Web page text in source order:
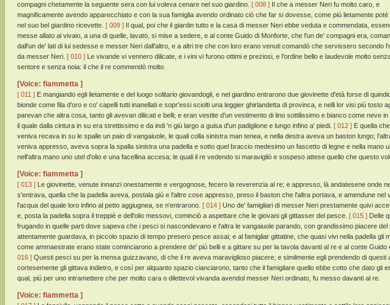
compagni chetamente la seguente sera con lui voleva cenare nel suo giardino. [ 008 ] Il che a messer Neri fu molto caro, e
magnificamente avendo apparecchiato e con la sua famiglia avendo ordinato ciò che far si dovesse, come piú lietamente poté
nel suo bel giardino ricevette. [ 009 ] Il qual, poi che il giardin tutto e la casa di messer Neri ebbe veduta e commendata,
messe allato al vivaio, a una di quelle, lavato, si mise a sedere, e al conte Guido di Monforte, che l'un de' compagni era,
dall'un de' lati di lui sedesse e messer Neri dall'altro, e a altri tre che con loro erano venuti comandò che servissero secondo
da messer Neri. [ 010 ] Le vivande vi vennero dilicate, e i vini vi furono ottimi e preziosi, e l'ordine bello e laudevole molto
sentore e senza noia: il che il re commendò molto.
[Voice: fiammetta ]
[ 011 ] E mangiando egli lietamente e del luogo solitario giovandogli, e nel giardino entrarono due giovinette d'età forse di
bionde come fila d'oro e co' capelli tutti inanellati e sopr'essi sciolti una leggier ghirlandetta di provinca, e nelli lor visi piú tosto
parevan che altra cosa, tanto gli avevan dilicati e belli; e eran vestite d'un vestimento di lino sottilissimo e bianco come neve in
il quale dalla cintura in su era strettissimo e da indi 'n giú largo a guisa d'un padiglione e lungo infino a' piedi. [ 012 ] E quella
veniva recava in su le spalle un paio di vangaiuole, le quali colla sinistra man tenea, e nella destra aveva un baston lungo;
veniva appresso, aveva sopra la spalla sinistra una padella e sotto quel braccio medesimo un fascetto di legne e nella mano
nell'altra mano uno utel d'olio e una facellina accesa; le quali il re vedendo si maravigliò e sospeso attese quello che questo
[Voice: fiammetta ]
[ 013 ] Le giovinette, venute innanzi onestamente e vergognose, fecero la reverenzia al re; e appresso, là andatesene onde
s'entrava, quella che la padella aveva, postala giú e l'altre cose appresso, preso il baston che l'altra portava, e amendune nel
l'acqua del quale loro infino al petto aggiugnea, se n'entrarono. [ 014 ] Uno de' famigliari di messer Neri prestamente quivi
e, posta la padella sopra il treppiè e dell'olio messovi, cominciò a aspettare che le giovani gli gittasser del pesce. [ 015 ] Delle
frugando in quelle parti dove sapeva che i pesci si nascondevano e l'altra le vangaiuole parando, con grandissimo piacere del
attentamente guardava, in piccolo spazio di tempo presero pesce assai; e al famigliar gittatine, che quasi vivi nella padella gli
come ammaestrate erano state cominciarono a prendere de' piú belli e a gittare su per la tavola davanti al re e al conte Guido
016 ] Questi pesci su per la mensa guizzavano, di che il re aveva maraviglioso piacere; e similmente egli prendendo di questi
cortesemente gli gittava indietro, e cosí per alquanto spazio cianciarono, tanto che il famigliare quello ebbe cotto che dato gli
qual, piú per uno intramettere che per molto cara o dilettevol vivanda avendol messer Neri ordinato, fu messo davanti al re.
[Voice: fiammetta ]